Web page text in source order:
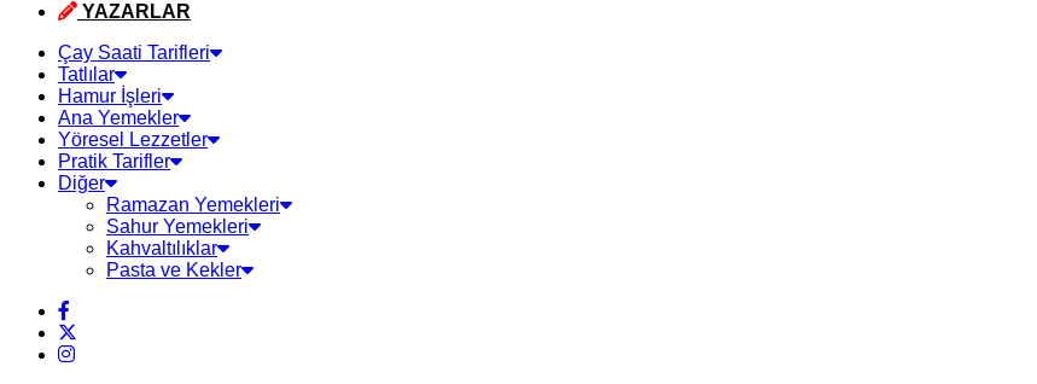
YAZARLAR
Çay Saati Tarifleri
Tatlılar
Hamur İşleri
Ana Yemekler
Yöresel Lezzetler
Pratik Tarifler
Diğer
Ramazan Yemekleri
Sahur Yemekleri
Kahvaltılıklar
Pasta ve Kekler